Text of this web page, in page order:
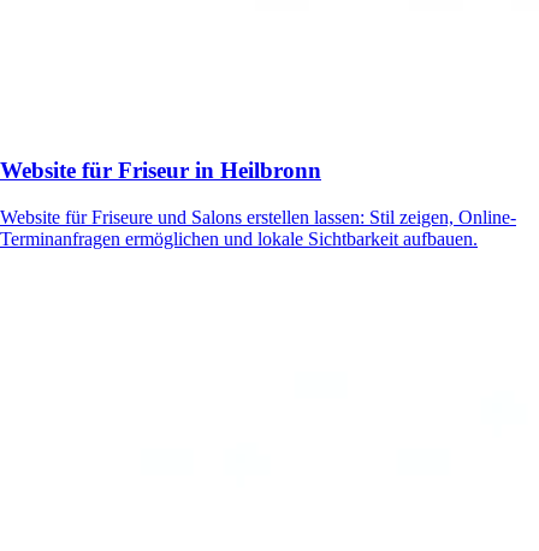
Website für Friseur in Heilbronn
Website für Friseure und Salons erstellen lassen: Stil zeigen, Online-
Terminanfragen ermöglichen und lokale Sichtbarkeit aufbauen.